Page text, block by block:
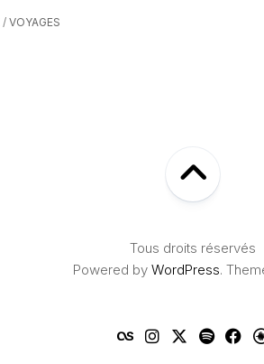
/ VOYAGES
Tous droits réservés
Powered by WordPress.